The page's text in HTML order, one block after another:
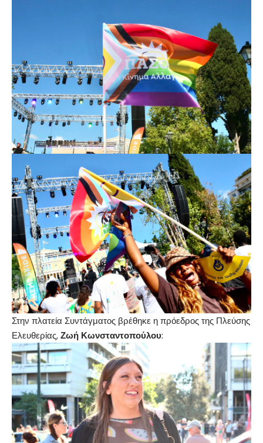
Στην πλατεία Συντάγματος βρέθηκε η πρόεδρος της Πλεύσης
Ελευθερίας, Ζωή Κωνσταντοπούλου: